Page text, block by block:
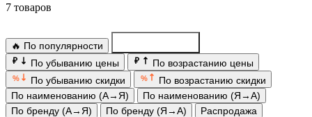
7 товаров
🔥 По популярности
₽ По убыванию цены ₽ По возрастанию цены
% По убыванию скидки %
По возрастанию скидки
По наименованию (А→Я)
По наименованию (Я→А)
По бренду (А→Я)
По бренду (Я→А) Распродажа